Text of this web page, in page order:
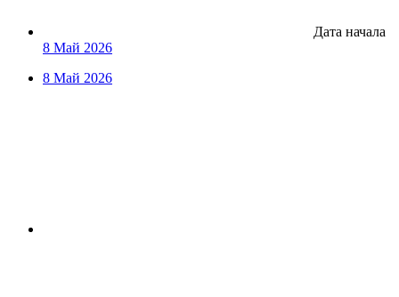
Дата начала
8 Май 2026
8 Май 2026